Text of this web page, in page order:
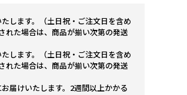
します。（土日祝・ご注文日を含め
れた場合は、商品が揃い次第の発送
します。（土日祝・ご注文日を含め
れた場合は、商品が揃い次第の発送
届けいたします。2週間以上かかる